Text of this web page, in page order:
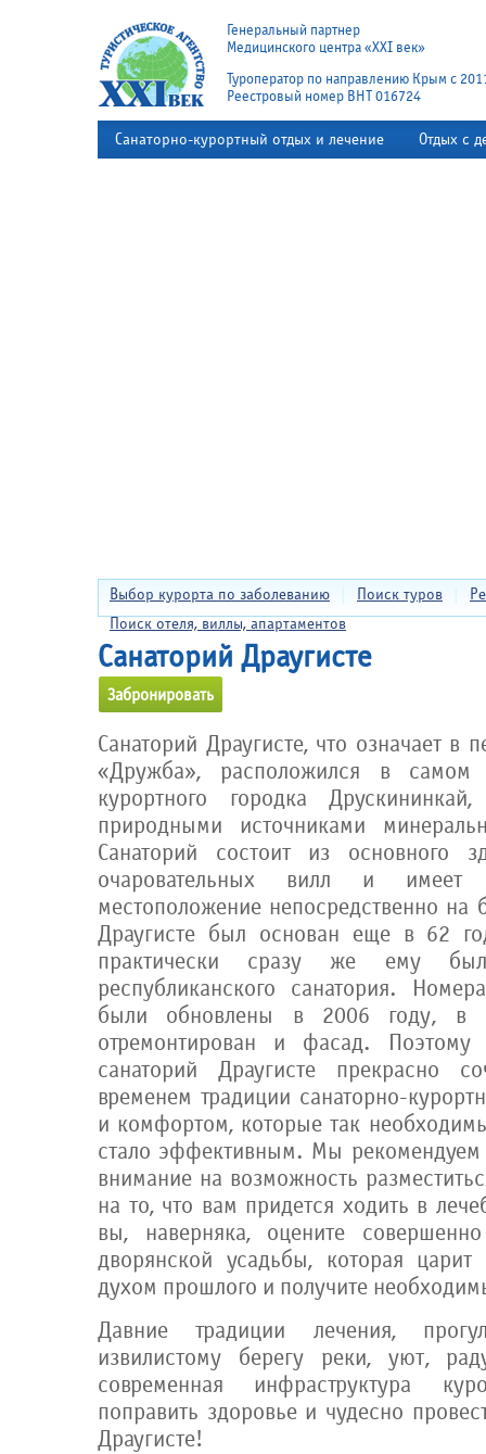
Генеральный партнер
Медицинского центра «XXI век»
Туроператор по направлению Крым с
Реестровый номер ВНТ 016724
Санаторно-курортный отдых и лечение Отдых с
Выбор курорта по заболеванию Поиск туров
Поиск отеля, виллы, апартаментов
Санаторий Драугисте
Забронировать
Санаторий Драугисте, что означает в
«Дружба», расположился в самом
курортного городка
природными источниками
Санаторий состоит из основного
очаровательных вилл и имеет
местоположение непосредственно на
Драугисте был основан еще в 62
практически сразу же ему
республиканского санатория.
были обновлены в 2006 году,
отремонтирован и фасад. Поэтому
санаторий Драугисте прекрасно
временем традиции санаторно-
и комфортом, которые так
стало эффективным. Мы рекомендуем
внимание на возможность
на то, что вам придется ходить в
вы, наверняка, оцените
дворянской усадьбы, которая царит
духом прошлого и получите
Давние традиции лечения,
извилистому берегу реки, уют,
современная инфраструктура
поправить здоровье и чудесно
Драугисте!